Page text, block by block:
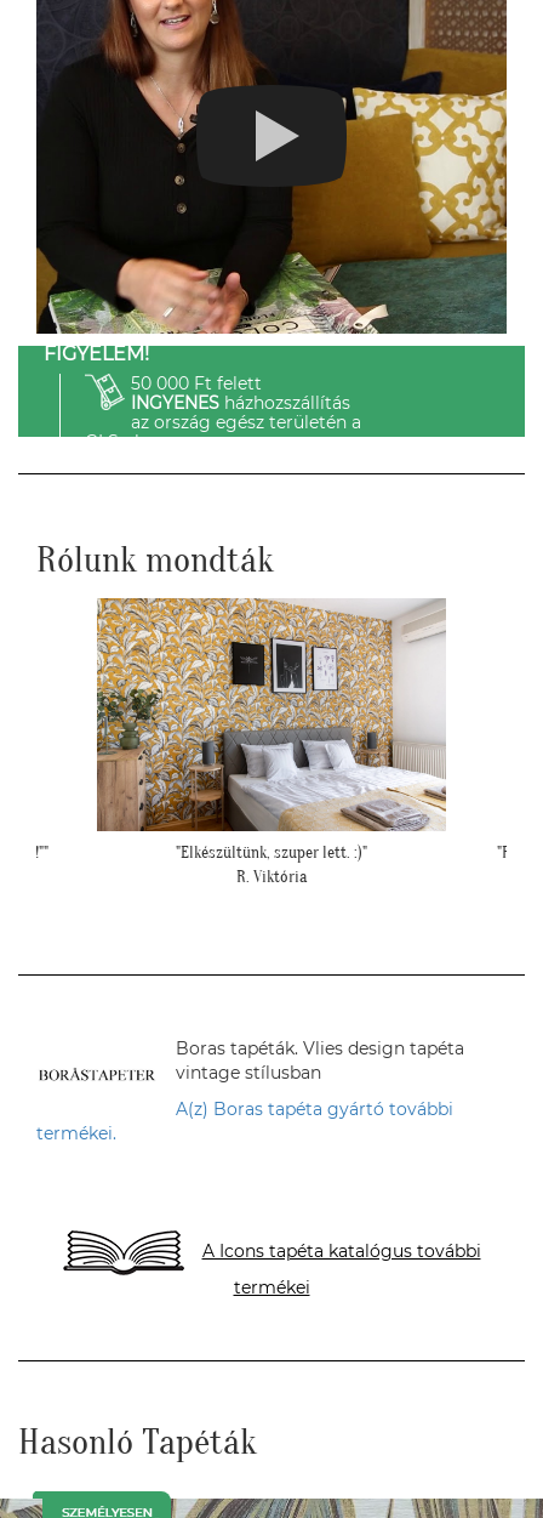
FIGYELEM!
50 000 Ft felett
INGYENESházhozszállítás
az ország egész területén a
GLS-el.
Rólunk mondták
"Felkerültek a tapéták az eredmény magáért
beszél!:)"
Boras tapéták. Vlies design tapéta
vintage stílusban
A(z) Boras tapéta gyártó további
termékei.
A Icons tapéta katalógus további
termékei
Hasonló Tapéták